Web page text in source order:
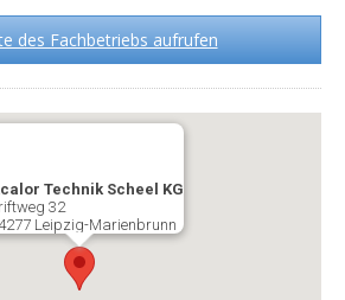
des Fachbetriebs aufrufen
Technik Scheel KG
32
Leipzig-Marienbrunn